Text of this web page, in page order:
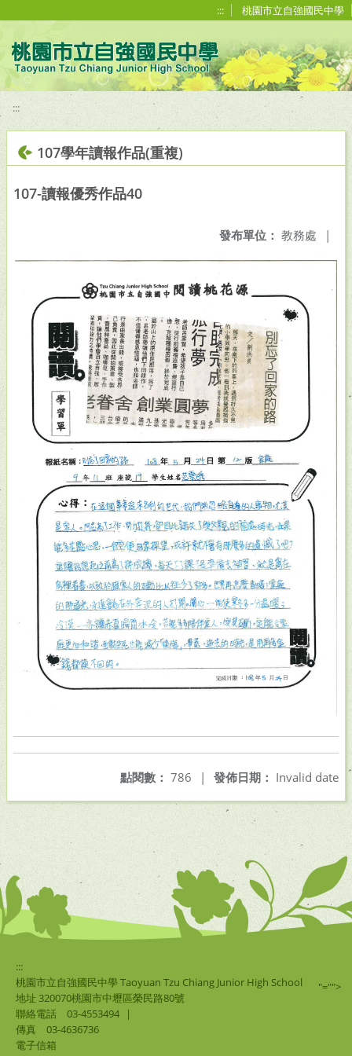
::: 桃園市立自強國民中學
:::
107學年讀報作品(重複)
107-讀報優秀作品40
發布單位： 教務處 |
發佈日期： Invalid date
點閱數： 786 |
:::
桃園市立自強國民中學 Taoyuan Tzu Chiang Junior High School
地址 320070桃園市中壢區榮民路80號
聯絡電話
03-4553494
|
傳真
03-4636736
電子信箱
"="">